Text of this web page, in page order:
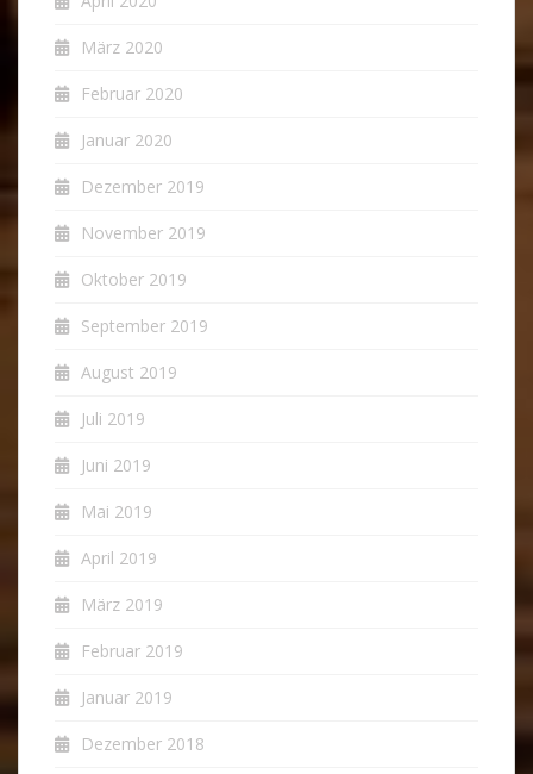
März 2020
Februar 2020
Januar 2020
Dezember 2019
November 2019
Oktober 2019
September 2019
August 2019
Juli 2019
Juni 2019
Mai 2019
April 2019
März 2019
Februar 2019
Januar 2019
Dezember 2018